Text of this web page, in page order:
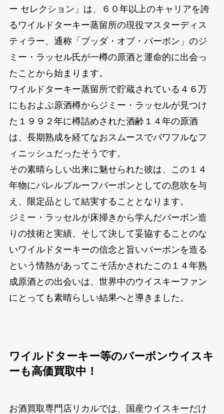
ー セレクション」は、６０年以上のキャリアを誇
るワイルドターキー蒸留所の現役マスターディス
ティラー、通称「ブッダ・オブ・バーボン」のジ
ミー・ラッセル氏が一樽の原酒と運命的に出会っ
たことから始まります。
ワイルドターキー蒸留所で貯蔵されている４６万
にもおよぶ原酒樽からジミー・ラッセルが見つけ
た１９９２年に樽詰めされた酒齢１４年の原酒
は、長期熟成を経てなおスムースでパワフルなフ
ィニッシュだったそうです。
その素晴らしい出来に魅せられた彼は、この１４
年物にバレルプルーフバーボンとしての息吹を与
え、限定品として結実することとなります。
ジミー・ラッセルが床掃きから学んだバーボン造
りの技術と実績、そして決して妥協することのな
いワイルドターキーの信念と旨いバーボンを造る
という情熱があってこそ活かされたこの１４年熟
成原酒との出会いは、世界中のウイスキーファン
にとっても素晴らしい結果へと導きました。
ワイルドターキー等のバーボンウイスキ
ーも高価買取中！
お酒買取専門店リカルでは、国産ウイスキーだけ